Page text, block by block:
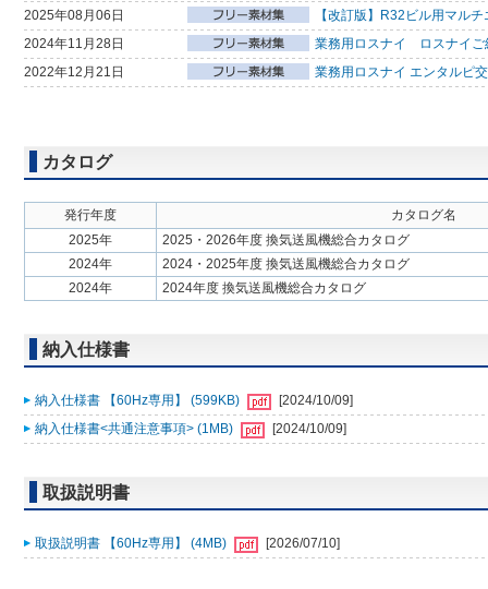
2025年08月06日
【改訂版】R32ビル用マル
2024年11月28日
業務用ロスナイ ロスナイご
2022年12月21日
業務用ロスナイ エンタルピ
カタログ
発行年度
カタログ名
2025年
2025・2026年度 換気送風機総合カタログ
2024年
2024・2025年度 換気送風機総合カタログ
2024年
2024年度 換気送風機総合カタログ
納入仕様書
納入仕様書 【60Hz専用】 (599KB)
[2024/10/09]
納入仕様書<共通注意事項> (1MB)
[2024/10/09]
取扱説明書
取扱説明書 【60Hz専用】 (4MB) [2026/07/10]